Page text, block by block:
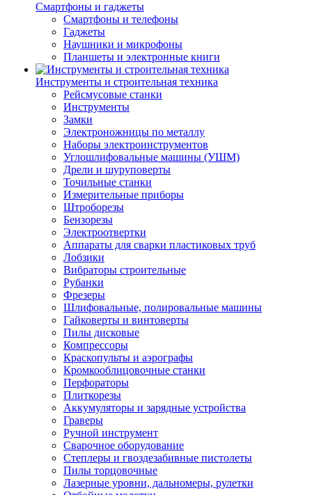
Смартфоны и гаджеты
Смартфоны и телефоны
Гаджеты
Наушники и микрофоны
Планшеты и электронные книги
Инструменты и строительная техника
Рейсмусовые станки
Инструменты
Замки
Электроножницы по металлу
Наборы электроинструментов
Углошлифовальные машины (УШМ)
Дрели и шуруповерты
Точильные станки
Измерительные приборы
Штроборезы
Бензорезы
Электроотвертки
Аппараты для сварки пластиковых труб
Лобзики
Вибраторы строительные
Рубанки
Фрезеры
Шлифовальные, полировальные машины
Гайковерты и винтоверты
Пилы дисковые
Компрессоры
Краскопульты и аэрографы
Кромкооблицовочные станки
Перфораторы
Плиткорезы
Аккумуляторы и зарядные устройства
Граверы
Ручной инструмент
Сварочное оборудование
Степлеры и гвоздезабивные пистолеты
Пилы торцовочные
Лазерные уровни, дальномеры, рулетки